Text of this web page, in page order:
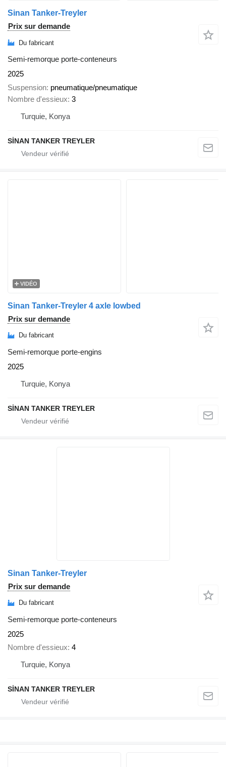
Sinan Tanker-Treyler
Prix sur demande
Du fabricant
Semi-remorque porte-conteneurs
2025
Suspension pneumatique/pneumatique
Nombre d'essieux 3
Turquie, Konya
SİNAN TANKER TREYLER
VIDÉO
Sinan Tanker-Treyler 4 axle lowbed
Prix sur demande
Du fabricant
Semi-remorque porte-engins
2025
Turquie, Konya
SİNAN TANKER TREYLER
Sinan Tanker-Treyler
Prix sur demande
Du fabricant
Semi-remorque porte-conteneurs
2025
Nombre d'essieux 4
Turquie, Konya
SİNAN TANKER TREYLER